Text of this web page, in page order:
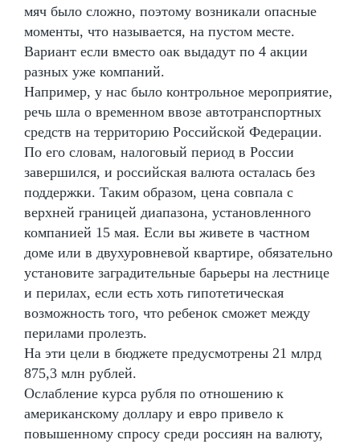
мяч было сложно, поэтому возникали опасные
моменты, что называется, на пустом месте.
Вариант если вместо оак выдадут по 4 акции
разных уже компаний.
Например, у нас было контрольное мероприятие,
речь шла о временном ввозе автотранспортных
средств на территорию Российской Федерации.
По его словам, налоговый период в России
завершился, и российская валюта осталась без
поддержки. Таким образом, цена совпала с
верхней границей диапазона, установленного
компанией 15 мая. Если вы живете в частном
доме или в двухуровневой квартире, обязательно
установите заградительные барьеры на лестнице
и перилах, если есть хоть гипотетическая
возможность того, что ребенок сможет между
перилами пролезть.
На эти цели в бюджете предусмотрены 21 млрд
875,3 млн рублей.
Ослабление курса рубля по отношению к
американскому доллару и евро привело к
повышенному спросу среди россиян на валюту,